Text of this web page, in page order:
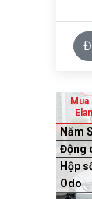
Mua
Năm
Động
Hộp
Odo